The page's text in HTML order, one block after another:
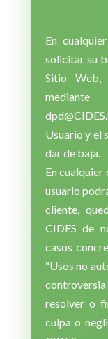
En
solicitar su
Sitio Web,
Usuario y el
dar de baja.
En cualquier
usuario
cliente,
CIDES de
casos
“Usos no
resolver o
culpa o